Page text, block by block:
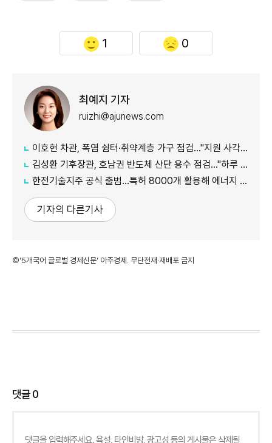
1 0
최예지 기자
ruizhi@ajunews.com
이호현 차관, 폭염 쉼터·취약계층 가구 점검…"지원 사각지대 최소화"
김성환 기후장관, 호남권 반도체 산단 용수 점검…"하루 30만t 재이용수 공급"
한전기술지주 공식 출범…특허 8000개 활용해 에너지 유니콘 키운다
기자의 다른기사
©'5개국어 글로벌 경제신문' 아주경제. 무단전재·재배포 금지
댓글0